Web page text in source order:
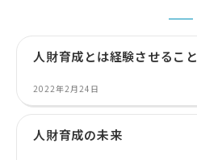
人財育成とは経験させること
2022年2月24日
人財育成の未来